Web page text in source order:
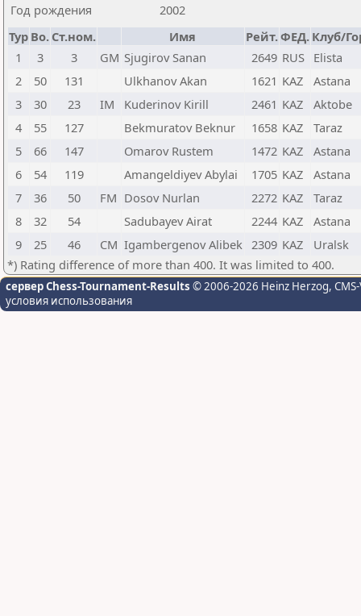
Год рождения
2002
Тур Bo. Ст.ном. Имя Рейт.ФЕД. Клуб/
1
3 3 GM Sjugirov Sanan 2649 RUS Elista
2
50 131 Ulkhanov Akan 1621 KAZ
Astana
3
30 23 IM Kuderinov Kirill 2461 KAZ
Aktobe
4
55 127 Bekmuratov Beknur 1658 KAZ
Taraz
5
66 147 Omarov Rustem 1472 KAZ
Astana
6
54 119 Amangeldiyev Abylai 1705 KAZ
Astana
7
36 50 FM Dosov Nurlan 2272 KAZ
Taraz
8
32 54 Sadubayev Airat 2244 KAZ
Astana
9
25 46 CM Igambergenov Alibek 2309 KAZ
Uralsk
*) Rating difference of more than 400. It was limited to 400.
сервер Chess-Tournament-Results © 2006-2026 Heinz Herzog,
условия использования